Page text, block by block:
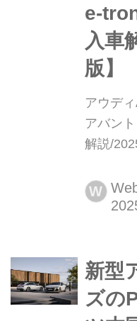
e-
入車
版】
アウデ
アバン
解説/
Avant
W
新型
ズの